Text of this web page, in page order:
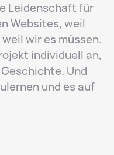
Leidenschaft für
Websites, weil
wir es müssen.
individuell an,
Und
und es auf